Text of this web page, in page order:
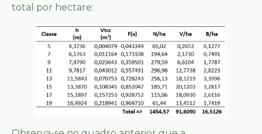
total por hectare: